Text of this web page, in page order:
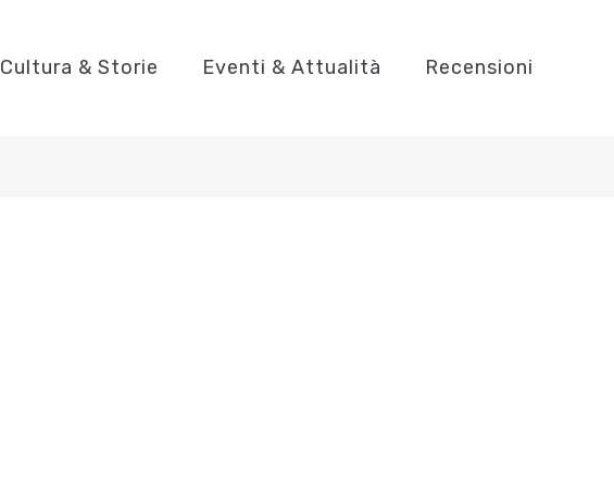
Cultura & Storie Eventi & Attualità Recensioni